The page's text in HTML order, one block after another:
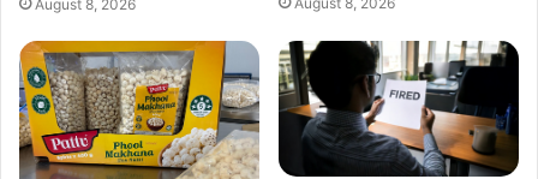
August 8, 2026